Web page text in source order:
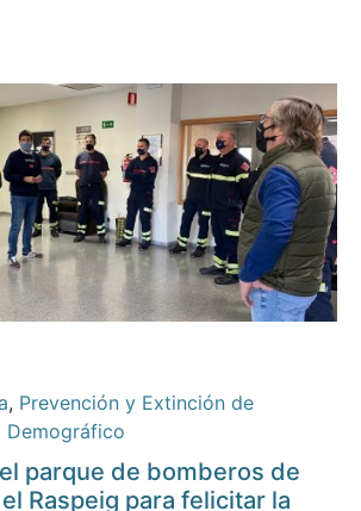
, Prevención y Extinción de
Demográfico
parque de bomberos de
Raspeig para felicitar la